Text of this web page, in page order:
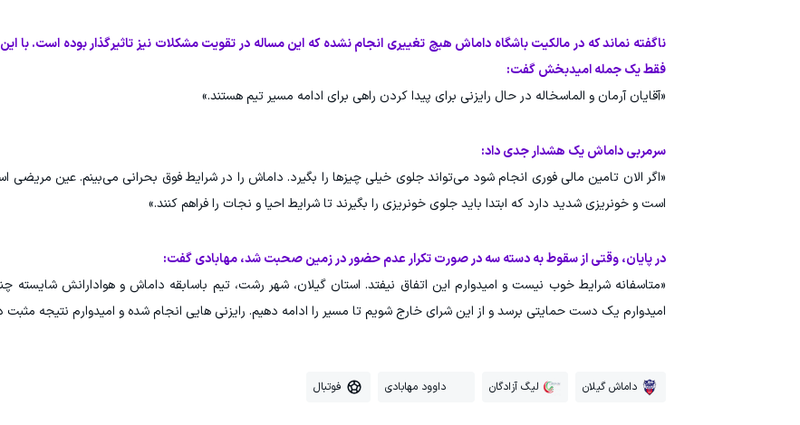
ناگفته نماند که در مالکیت باشگاه داماش هیچ تغییری انجام نشده که این مساله در تقویت مشکلات نیز تاثیرگذار بوده است. با
فقط یک جمله امیدبخش گفت:
«آقایان آرمان و الماسخاله در حال رایزنی برای پیدا کردن راهی برای ادامه مسیر تیم هستند.»
سرمربی داماش یک هشدار جدی داد:
«اگر الان تامین مالی فوری انجام شود می‌تواند جلوی خیلی چیزها را بگیرد. داماش را در شرایط فوق بحرانی می‌بینم. عین
است و خونریزی شدید دارد که ابتدا باید جلوی خونریزی را بگیرند تا شرایط احیا و نجات را فراهم کنند.»
در پایان، وقتی از سقوط به دسته سه در صورت تکرار عدم حضور در زمین صحبت شد، مهابادی گفت:
«متاسفانه شرایط خوب نیست و امیدوارم این اتفاق نیفتد. استان گیلان، شهر رشت، تیم باسابقه داماش و هوادارانش شایسته
امیدوارم یک دست حمایتی برسد و از این شرای خارج شویم تا مسیر را ادامه دهیم. رایزنی هایی انجام شده و امیدوارم نتیجه مثبت
داماش گیلان لیگ آزادگان داوود مهابادی فوتبال